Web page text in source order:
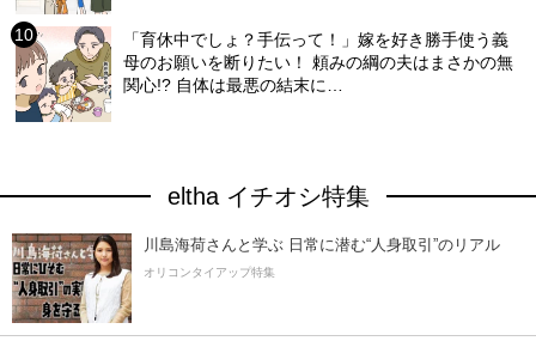
「育休中でしょ？手伝って！」嫁を好き勝手使う義
母のお願いを断りたい！ 頼みの綱の夫はまさかの無
関心!? 自体は最悪の結末に…
eltha イチオシ特集
川島海荷さんと学ぶ 日常に潜む“人身取引”のリアル
オリコンタイアップ特集